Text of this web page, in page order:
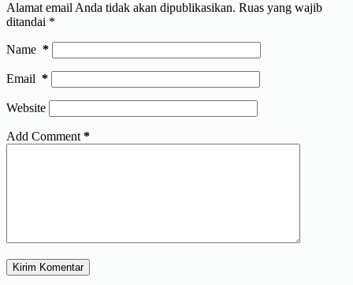
Alamat email Anda tidak akan dipublikasikan. Ruas yang wajib
ditandai *
Name *
Email *
Website
Add Comment *
Kirim Komentar